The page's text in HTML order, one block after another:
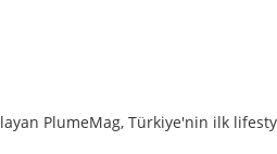
PlumeMag, Türkiye'nin ilk